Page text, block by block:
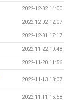
2022-12-02 14:00
2022-12-02 12:07
2022-12-01 17:17
2022-11-22 10:48
2022-11-20 11:56
2022-11-13 18:07
2022-11-11 15:58